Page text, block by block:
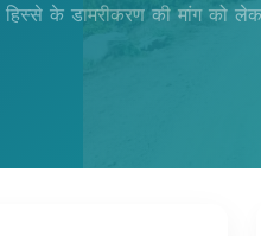
हिस्से के डामरीकरण की मांग को